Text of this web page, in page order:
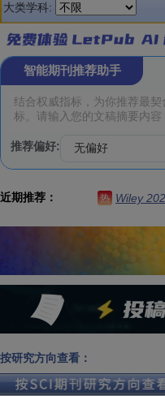
大类学科:
智能期刊推荐助手
推荐偏好:
近期推荐： 热 Wiley
按研究方向查看：